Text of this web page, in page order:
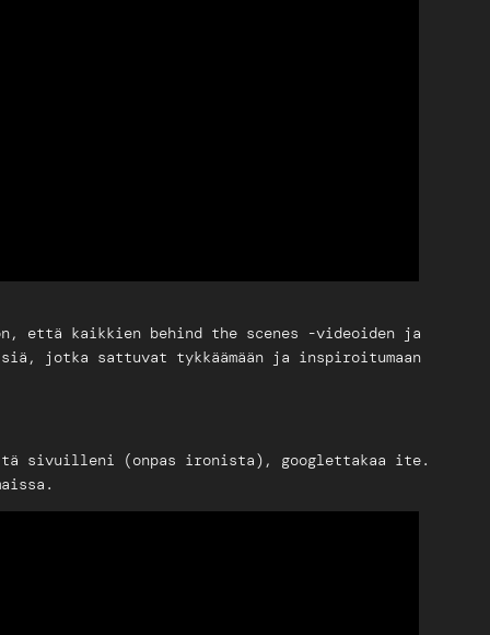
että kaikkien behind the scenes -videoiden ja
jotka sattuvat tykkäämään ja inspiroitumaan
sivuilleni (onpas ironista), googlettakaa ite.